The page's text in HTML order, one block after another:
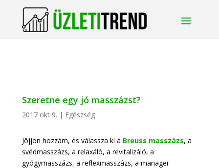
Szeretne egy jó masszázst?
2017 okt 9. | Egészség
Jöjjön hozzám, és válassza ki a Breuss masszázs, a
svédmasszázs, a relaxáló, a revitalizáló, a
gyógymasszázs, a reflexmasszázs, a manager